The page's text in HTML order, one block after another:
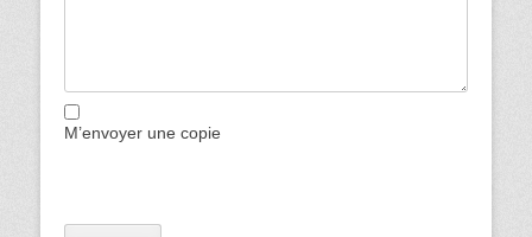
M’envoyer une copie